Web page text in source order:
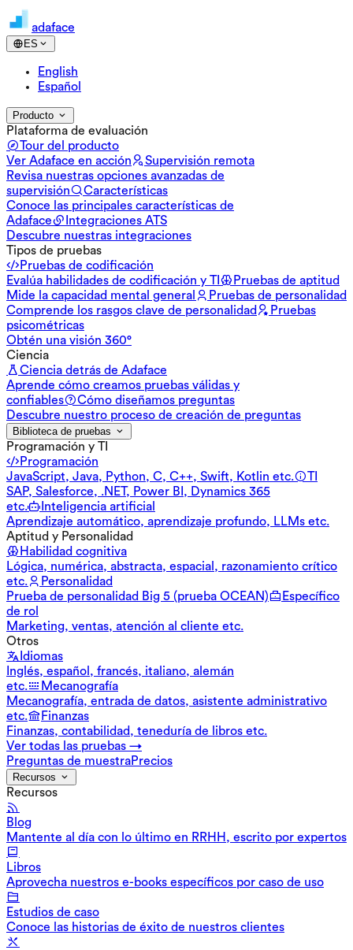
adaface
ES
English
Español
Producto
Plataforma de evaluación
Tour del producto
Ver Adaface en acción
Supervisión remota
Revisa nuestras opciones avanzadas de
supervisión
Características
Conoce las principales características de
Adaface
Integraciones ATS
Descubre nuestras integraciones
Tipos de pruebas
Pruebas de codificación
Evalúa habilidades de codificación y TI
Pruebas de aptitud
Mide la capacidad mental general
Pruebas de personalidad
Comprende los rasgos clave de personalidad
Pruebas
psicométricas
Obtén una visión 360°
Ciencia
Ciencia detrás de Adaface
Aprende cómo creamos pruebas válidas y
confiables
Cómo diseñamos preguntas
Descubre nuestro proceso de creación de preguntas
Biblioteca de pruebas
Programación y TI
Programación
JavaScript, Java, Python, C, C++, Swift, Kotlin etc.
TI
SAP, Salesforce, .NET, Power BI, Dynamics 365
etc.
Inteligencia artificial
Aprendizaje automático, aprendizaje profundo, LLMs etc.
Aptitud y Personalidad
Habilidad cognitiva
Lógica, numérica, abstracta, espacial, razonamiento crítico
etc.
Personalidad
Prueba de personalidad Big 5 (prueba OCEAN)
Específico
de rol
Marketing, ventas, atención al cliente etc.
Otros
Idiomas
Inglés, español, francés, italiano, alemán
etc.
Mecanografía
Mecanografía, entrada de datos, asistente administrativo
etc.
Finanzas
Finanzas, contabilidad, teneduría de libros etc.
Ver todas las pruebas →
Preguntas de muestraPrecios
Recursos
Recursos
Blog
Mantente al día con lo último en RRHH, escrito por expertos
Libros
Aprovecha nuestros e-books específicos por caso de uso
Estudios de caso
Conoce las historias de éxito de nuestros clientes